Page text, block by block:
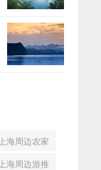
上海周边农家
乐(71)
上海周边游推